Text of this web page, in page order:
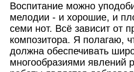
Воспитание можно
мелодии - и хорошие, и
семи нот. Всё зависит от
композитора. Я полагаю,
должна обеспечивать
многообразиями